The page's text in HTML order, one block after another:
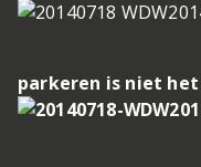
parkeren is niet